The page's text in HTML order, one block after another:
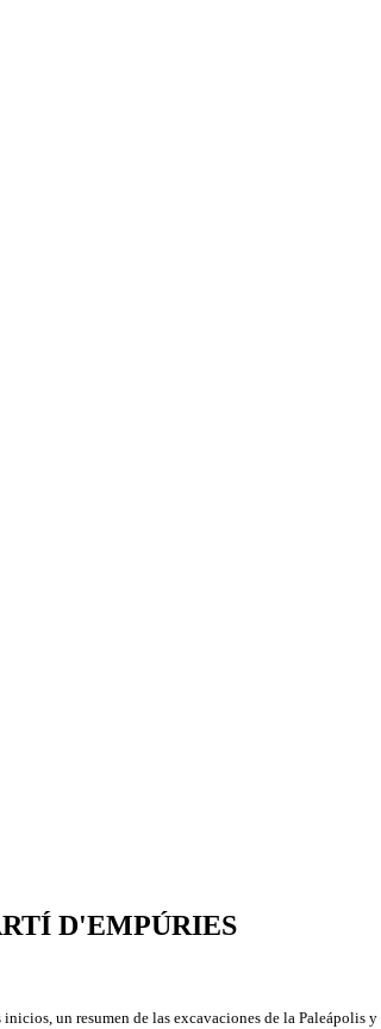
D'EMPÚRIES
un resumen de las excavaciones de la Paleápolis